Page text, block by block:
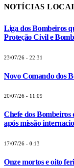
NOTÍCIAS
Liga dos Bombeiros
Proteção Civil e
23/07/26 - 22:31
Novo Comando dos
20/07/26 - 11:09
Chefe dos
após missão
17/07/26 - 0:13
Onze mortos e oito